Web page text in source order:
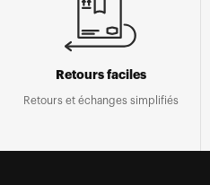
Retours faciles
Retours et échanges simplifiés